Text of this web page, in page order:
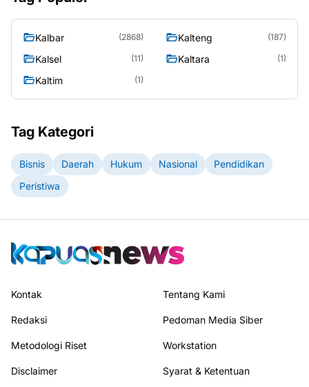
Tabrakan Motor vs Truk di Belitang Hilir, Seorang
Pengendara Meninggal Dunia
Menghidupkan Tradisi Leluhur: Warga RT 002/RW 003
Tanjung Hulu Gotong Royong Cegah Banjir dan Mitigasi Iklim
Tag Populer
Kalbar
Kalsel (11) Kaltara
Kaltim (1)
Bisnis Daerah Hukum Nasional